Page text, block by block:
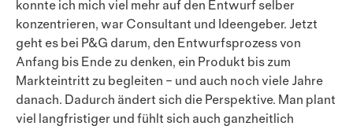
konnte ich mich viel mehr auf den Entwurf selber
konzentrieren, war Consultant und Ideengeber. Jetzt
geht es bei P&G darum, den Entwurfsprozess von
Anfang bis Ende zu denken, ein Produkt bis zum
Markteintritt zu begleiten – und auch noch viele Jahre
danach. Dadurch ändert sich die Perspektive. Man plant
viel lang­fris­tiger und fühlt sich auch ganzheitlich